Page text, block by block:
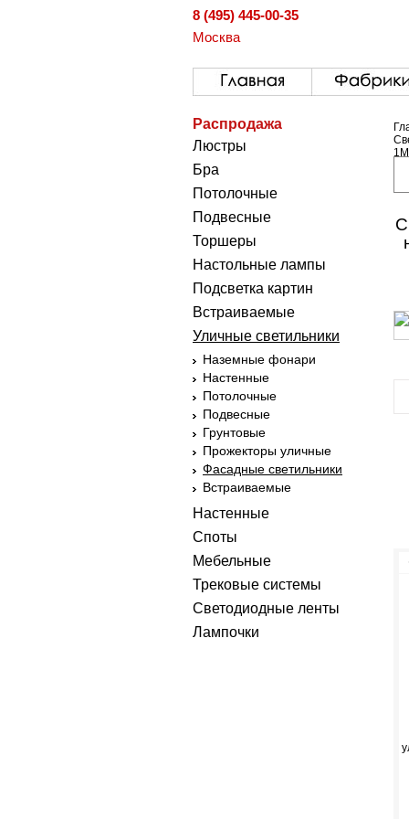
8 (495) 445-00-35
Москва
Распродажа
Люстры
Бра
Потолочные
Подвесные
Торшеры
Настольные лампы
Подсветка картин
Встраиваемые
Уличные светильники
Наземные фонари
Настенные
Потолочные
Подвесные
Грунтовые
Прожекторы уличные
Фасадные светильники
Встраиваемые
Настенные
Споты
Мебельные
Трековые системы
Светодиодные ленты
Лампочки